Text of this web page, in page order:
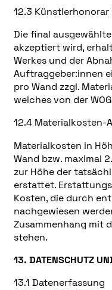
12.3
Die final
akzeptiert wird,
Werkes und der
Auftraggeber:innen
pro Wand zzgl.
welches von der
12.4 Materialkosten-
Materialkosten in
Wand bzw. maximal
zur Höhe der
erstattet.
Kosten, die durch
nachgewiesen
Zusammenhang mit
stehen.
13. DATENSCHUTZ
13.1 Datenerfassung